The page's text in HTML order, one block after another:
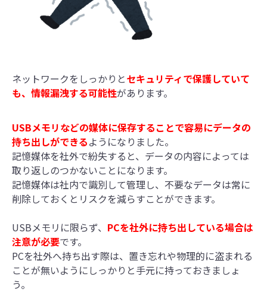
ネットワークをしっかりとセキュリティで保護していて
も、情報漏洩する可能性があります。
USBメモリなどの媒体に保存することで容易にデータの
持ち出しができるようになりました。
記憶媒体を社外で紛失すると、データの内容によっては
取り返しのつかないことになります。
記憶媒体は社内で識別して管理し、不要なデータは常に
削除しておくとリスクを減らすことができます。
USBメモリに限らず、 PCを社外に持ち出している場合は
注意が必要です。
PCを社外へ持ち出す際は、置き忘れや物理的に盗まれる
ことが無いようにしっかりと手元に持っておきましょ
う。